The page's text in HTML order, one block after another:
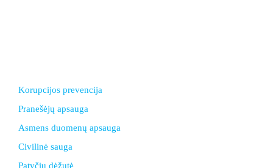
Korupcijos prevencija
Pranešėjų apsauga
Asmens duomenų apsauga
Civilinė sauga
Patyčių dėžutė